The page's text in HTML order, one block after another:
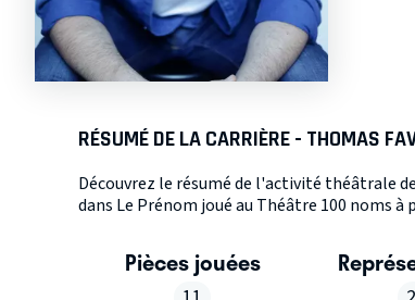
RÉSUMÉ DE LA CARRIÈRE - THOMAS
Découvrez le résumé de l'activité théâtrale
dans Le Prénom joué au Théâtre 100 noms à
Pièces jouées